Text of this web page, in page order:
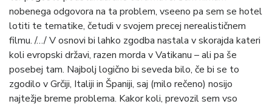
nobenega odgovora na ta problem, vseeno pa sem se hotel
lotiti te tematike, četudi v svojem precej nerealističnem
filmu. /…/ V osnovi bi lahko zgodba nastala v skorajda kateri
koli evropski državi, razen morda v Vatikanu – ali pa še
posebej tam. Najbolj logično bi seveda bilo, če bi se to
zgodilo v Grčiji, Italiji in Španiji, saj (milo rečeno) nosijo
najtežje breme problema. Kakor koli, prevozil sem vso